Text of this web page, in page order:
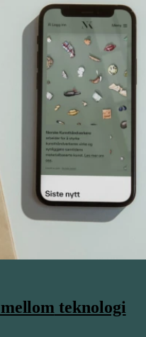
mellomteknologi